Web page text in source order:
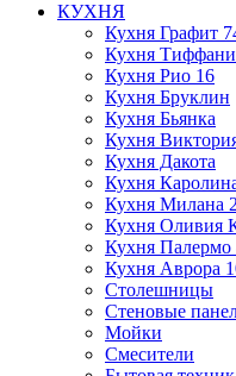
КУХНЯ
Кухня Графит
Кухня
Кухня Рио 16
Кухня Бруклин
Кухня Бьянка
Кухня
Кухня Дакота
Кухня
Кухня Милана
Кухня Оливия
Кухня Палермо
Кухня Аврора
Столешницы
Стеновые
Мойки
Смесители